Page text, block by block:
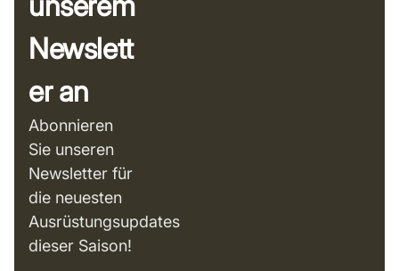
Newslett
er an
Abonnieren
Sie unseren
Newsletter für
die neuesten
Ausrüstungsupdates
dieser Saison!